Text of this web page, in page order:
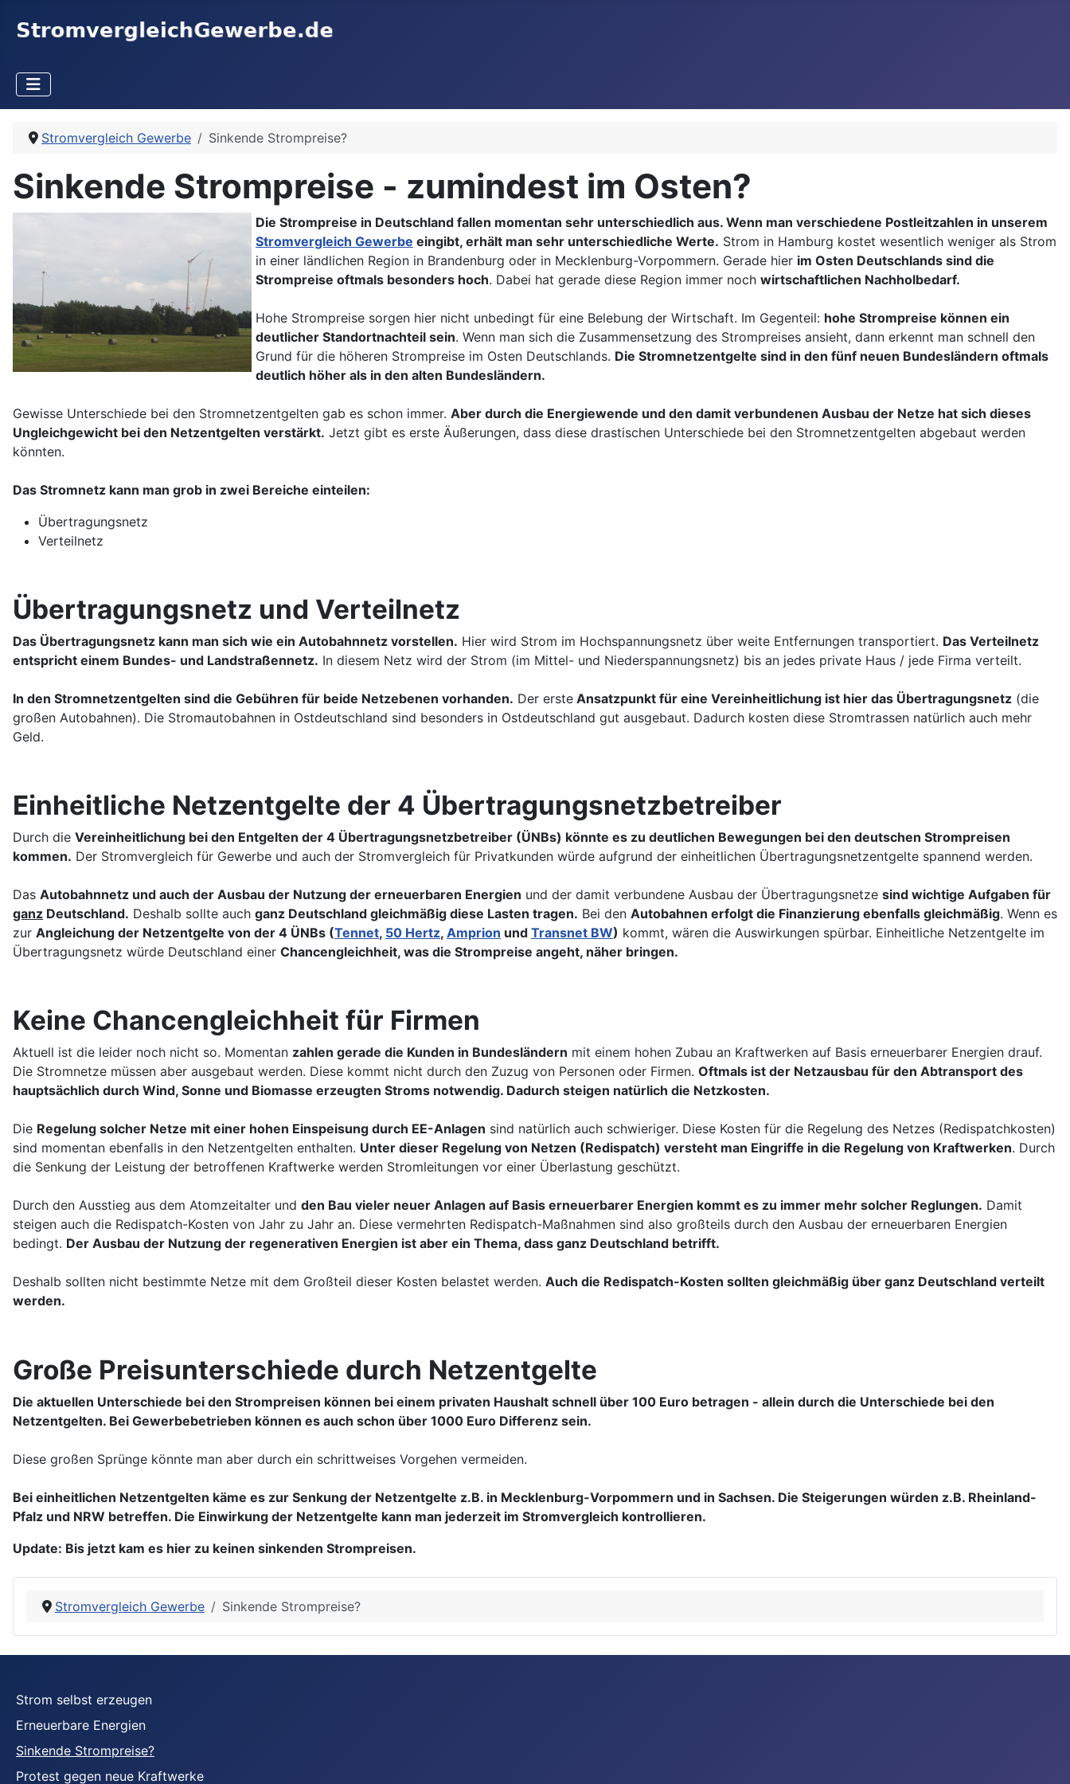
Stromvergleich Gewerbe Sinkende Strompreise?
Sinkende Strompreise - zumindest im Osten?
Die Strompreise in Deutschland fallen momentan sehr unterschiedlich aus. Wenn man verschiedene Postleitzahlen in unserem
Stromvergleich Gewerbe eingibt, erhält man sehr unterschiedliche Werte. Strom in Hamburg kostet wesentlich weniger als Strom
in einer ländlichen Region in Brandenburg oder in Mecklenburg-Vorpommern. Gerade hier im Osten Deutschlands sind die
Strompreise oftmals besonders hoch. Dabei hat gerade diese Region immer noch wirtschaftlichen Nachholbedarf.
Hohe Strompreise sorgen hier nicht unbedingt für eine Belebung der Wirtschaft. Im Gegenteil: hohe Strompreise können ein
deutlicher Standortnachteil sein. Wenn man sich die Zusammensetzung des Strompreises ansieht, dann erkennt man schnell den
Grund für die höheren Strompreise im Osten Deutschlands. Die Stromnetzentgelte sind in den fünf neuen Bundesländern oftmals
deutlich höher als in den alten Bundesländern.
Gewisse Unterschiede bei den Stromnetzentgelten gab es schon immer. Aber durch die Energiewende und den damit verbundenen Ausbau der Netze hat sich dieses
Ungleichgewicht bei den Netzentgelten verstärkt. Jetzt gibt es erste Äußerungen, dass diese drastischen Unterschiede bei den Stromnetzentgelten abgebaut werden
könnten.
Das Stromnetz kann man grob in zwei Bereiche einteilen:
Übertragungsnetz
Verteilnetz
Übertragungsnetz und Verteilnetz
Das Übertragungsnetz kann man sich wie ein Autobahnnetz vorstellen. Hier wird Strom im Hochspannungsnetz über weite Entfernungen transportiert. Das Verteilnetz
entspricht einem Bundes- und Landstraßennetz. In diesem Netz wird der Strom (im Mittel- und Niederspannungsnetz) bis an jedes private Haus / jede Firma verteilt.
In den Stromnetzentgelten sind die Gebühren für beide Netzebenen vorhanden. Der erste Ansatzpunkt für eine Vereinheitlichung ist hier das Übertragungsnetz (die
großen Autobahnen). Die Stromautobahnen in Ostdeutschland sind besonders in Ostdeutschland gut ausgebaut. Dadurch kosten diese Stromtrassen natürlich auch mehr
Geld.
Einheitliche Netzentgelte der 4 Übertragungsnetzbetreiber
Durch die Vereinheitlichung bei den Entgelten der 4 Übertragungsnetzbetreiber (ÜNBs) könnte es zu deutlichen Bewegungen bei den deutschen Strompreisen
kommen. Der Stromvergleich für Gewerbe und auch der Stromvergleich für Privatkunden würde aufgrund der einheitlichen Übertragungsnetzentgelte spannend werden.
Das Autobahnnetz und auch der Ausbau der Nutzung der erneuerbaren Energien und der damit verbundene Ausbau der Übertragungsnetze sind wichtige Aufgaben für
ganz Deutschland. Deshalb sollte auch ganz Deutschland gleichmäßig diese Lasten tragen. Bei den Autobahnen erfolgt die Finanzierung ebenfalls gleichmäßig. Wenn es
zur Angleichung der Netzentgelte von der 4 ÜNBs (Tennet, 50 Hertz, Amprion und Transnet BW) kommt, wären die Auswirkungen spürbar. Einheitliche Netzentgelte im
Übertragungsnetz würde Deutschland einer Chancengleichheit, was die Strompreise angeht, näher bringen.
Keine Chancengleichheit für Firmen
Aktuell ist die leider noch nicht so. Momentan zahlen gerade die Kunden in Bundesländern mit einem hohen Zubau an Kraftwerken auf Basis erneuerbarer Energien drauf.
Die Stromnetze müssen aber ausgebaut werden. Diese kommt nicht durch den Zuzug von Personen oder Firmen. Oftmals ist der Netzausbau für den Abtransport des
hauptsächlich durch Wind, Sonne und Biomasse erzeugten Stroms notwendig. Dadurch steigen natürlich die Netzkosten.
Die Regelung solcher Netze mit einer hohen Einspeisung durch EE-Anlagen sind natürlich auch schwieriger. Diese Kosten für die Regelung des Netzes (Redispatchkosten)
sind momentan ebenfalls in den Netzentgelten enthalten. Unter dieser Regelung von Netzen (Redispatch) versteht man Eingriffe in die Regelung von Kraftwerken. Durch
die Senkung der Leistung der betroffenen Kraftwerke werden Stromleitungen vor einer Überlastung geschützt.
Durch den Ausstieg aus dem Atomzeitalter und den Bau vieler neuer Anlagen auf Basis erneuerbarer Energien kommt es zu immer mehr solcher Reglungen. Damit
steigen auch die Redispatch-Kosten von Jahr zu Jahr an. Diese vermehrten Redispatch-Maßnahmen sind also großteils durch den Ausbau der erneuerbaren Energien
bedingt. Der Ausbau der Nutzung der regenerativen Energien ist aber ein Thema, dass ganz Deutschland betrifft.
Deshalb sollten nicht bestimmte Netze mit dem Großteil dieser Kosten belastet werden. Auch die Redispatch-Kosten sollten gleichmäßig über ganz Deutschland verteilt
werden.
Große Preisunterschiede durch Netzentgelte
Die aktuellen Unterschiede bei den Strompreisen können bei einem privaten Haushalt schnell über 100 Euro betragen - allein durch die Unterschiede bei den
Netzentgelten. Bei Gewerbebetrieben können es auch schon über 1000 Euro Differenz sein.
Diese großen Sprünge könnte man aber durch ein schrittweises Vorgehen vermeiden.
Bei einheitlichen Netzentgelten käme es zur Senkung der Netzentgelte z.B. in Mecklenburg-Vorpommern und in Sachsen. Die Steigerungen würden z.B. Rheinland-
Pfalz und NRW betreffen. Die Einwirkung der Netzentgelte kann man jederzeit im Stromvergleich kontrollieren.
Update: Bis jetzt kam es hier zu keinen sinkenden Strompreisen.
Stromvergleich Gewerbe Sinkende Strompreise?
Strom selbst erzeugen
Erneuerbare Energien
Sinkende Strompreise?
Protest gegen neue Kraftwerke